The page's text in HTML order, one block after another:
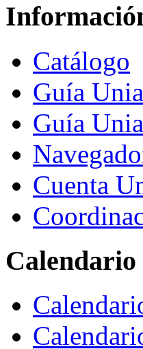
Catálogo
Guía
Guía
Cuenta
Calendario